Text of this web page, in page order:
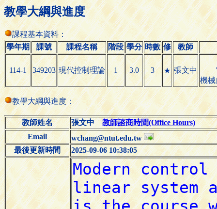
教學大綱與進度
課程基本資料：
學年期
課號 課程名稱 階段 學分 時數 修 教師
114-1 349203 現代控制理論 1 3.0 3 ★ 張文中
機
教學大綱與進度：
教師姓名 張文中教師諮商時間(Office Hours)
Email
wchang@ntut.edu.tw
最後更新時間
2025-09-06 10:38:05